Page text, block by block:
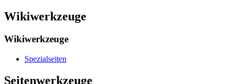
Wikiwerkzeuge
Wikiwerkzeuge
Spezialseiten
Seitenwerkzeuge